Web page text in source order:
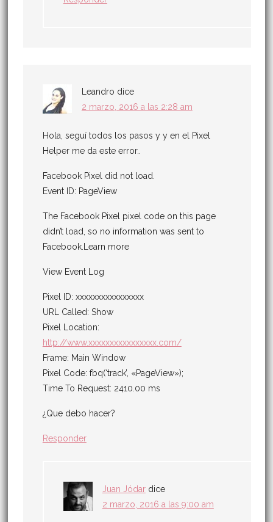
Leandro dice
2 marzo, 2016 a las 2:28 am
Hola, seguí todos los pasos y y en el Pixel
Helper me da este error..
Facebook Pixel did not load.
Event ID: PageView
The Facebook Pixel pixel code on this page
didn’t load, so no information was sent to
Facebook.Learn more
View Event Log
Pixel ID: xxxxxxxxxxxxxxxx
URL Called: Show
Pixel Location:
http://www.xxxxxxxxxxxxxxxx.com/
Frame: Main Window
Pixel Code: fbq(‘track’, «PageView»);
Time To Request: 2410.00 ms
¿Que debo hacer?
Responder
Juan Jódar dice
2 marzo, 2016 a las 9:00 am